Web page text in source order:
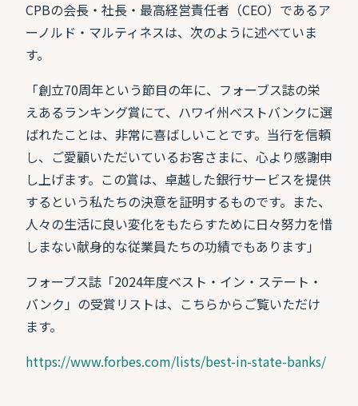
CPBの会長・社長・最高経営責任者（CEO）であるア
ーノルド・マルティネスは、次のように述べていま
す。
「創立70周年という節目の年に、フォーブス誌の栄
えあるランキング賞にて、ハワイ州ベストバンクに選
ばれたことは、非常に喜ばしいことです。当行を信頼
し、ご愛顧いただいているお客さまに、心より感謝申
し上げます。この賞は、卓越した銀行サービスを提供
するという私たちの決意を証明するものです。また、
人々の生活に良い変化をもたらすために日々努力を惜
しまない献身的な従業員たちの功績でもあります」
フォーブス誌「2024年度ベスト・イン・ステート・
バンク」の受賞リストは、こちらからご覧いただけ
ます。
https://www.forbes.com/lists/best-in-state-banks/